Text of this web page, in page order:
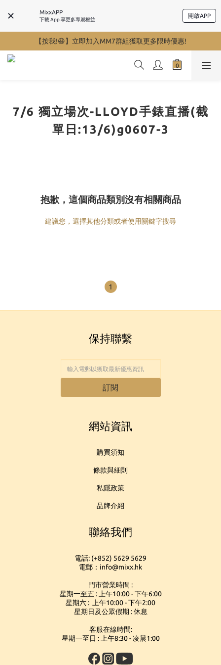
MixxAPP
下載 App 享更多專屬權益
開啟APP
【按我!😆】立即加入MM7群組獲取更多限時優惠!
7/6 獨立場次-LLOYD手錶直播(截
單日:13/6)g0607-3
抱歉，這個商品類別沒有相關商品
建議您，選擇其他分類或者使用關鍵字搜尋
1
保持聯繫
訂閱
網站資訊
購買須知
條款與細則
私隱政策
品牌介紹
聯絡我們
電話: (+852) 5629 5629
電郵：info@mixx.hk
門市營業時間 :
星期一至五 : 上午10:00 - 下午6:00
星期六 : 上午10:00 - 下午2:00
星期日及公眾假期 : 休息
客服在線時間:
星期一至日 : 上午8:30 - 凌晨1:00